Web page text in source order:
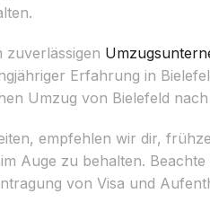
zuverlässigen
Erfahrung in
Umzug von Bielefeld
empfehlen wir dir,
Auge zu behalten.
von Visa und